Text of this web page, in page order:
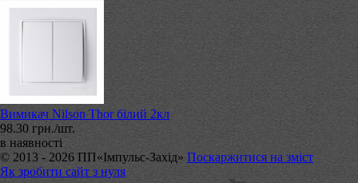
Вимикач Nilson Thor білий 2кл
98.30 грн./шт.
в наявності
© 2013 - 2026 ПП«Імпульс-Захід» Поскаржитися на зміст
Як зробити сайт з нуля